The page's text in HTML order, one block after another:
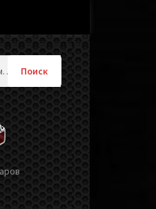
Поиск